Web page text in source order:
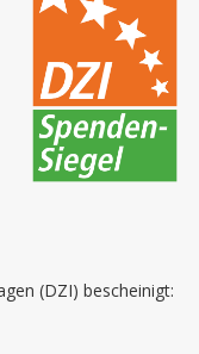
(DZI) bescheinigt: